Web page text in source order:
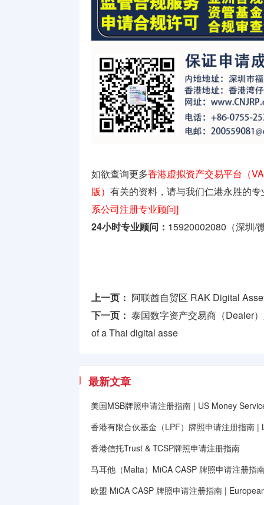
如欲查询更多香港虚拟资产交易平台（
版） 有关的资料，请与我们仁港永胜的
系公司注册专业顾问]
24小时专业顾问： 15920002080（深圳/
上一页： 阿联酋自贸区 RAK Digital
下一页： 泰国数字资产交易商（Dealer
of a Thai digital asse
最新文章
美国MSB牌照申请注册指南 | US Money
香港有限合伙基金（LPF）牌照申请注册指南
香港信托Trust & TCSP牌照申请注册指南
马耳他（Malta）MiCA CASP 牌照申请注册指
欧盟 MiCA CASP 牌照申请注册指南 |